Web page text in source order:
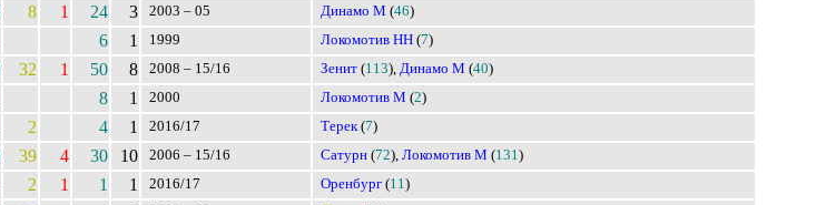
8 1 24 3 2003 – 05 Динамо М (46)
6 1 1999 Локомотив НН (7)
32 1 50 8 2008 – 15/16 Зенит (113), Динамо М (40)
8 1 2000 Локомотив М (2)
2 4 1 2016/17 Терек (7)
39 4 30 10 2006 – 15/16 Сатурн (72),Локомотив М (131)
2 1 1 1 2016/17 Оренбург (11)